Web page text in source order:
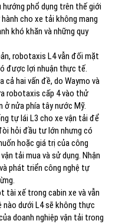
phổ dụng trên thế giới
cho xe tải không mang
khó khăn và những quy
robotaxis L4 vẫn đối mặt
được lợi nhuận thực tế.
cả hai vấn đề, do Waymo và
robotaxis cấp 4 vào thử
ở nửa phía tây nước Mỹ.
tự lái L3 cho xe vận tải để
hỏi đầu tư lớn nhưng có
hoặc giá trị của công
tải mua và sử dụng. Nhận
phát triển công nghệ tự
tài xế trong cabin xe và vẫn
dưới L4 sẽ không thực
doanh nghiệp vận tải trong